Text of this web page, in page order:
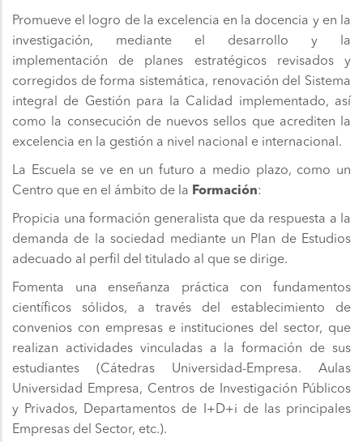
Promueve el logro de la excelencia en la docencia y en la
investigación, mediante el desarrollo y la
implementación de planes estratégicos revisados y
corregidos de forma sistemática, renovación del Sistema
integral de Gestión para la Calidad implementado, así
como la consecución de nuevos sellos que acrediten la
excelencia en la gestión a nivel nacional e internacional.
La Escuela se ve en un futuro a medio plazo, como un
Centro que en el ámbito de la Formación:
Propicia una formación generalista que da respuesta a la
demanda de la sociedad mediante un Plan de Estudios
adecuado al perfil del titulado al que se dirige.
Fomenta una enseñanza práctica con fundamentos
científicos sólidos, a través del establecimiento de
convenios con empresas e instituciones del sector, que
realizan actividades vinculadas a la formación de sus
estudiantes (Cátedras Universidad-Empresa. Aulas
Universidad Empresa, Centros de Investigación Públicos
y Privados, Departamentos de I+D+i de las principales
Empresas del Sector, etc.).